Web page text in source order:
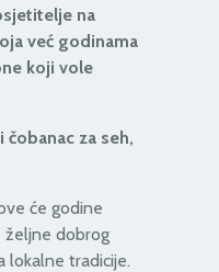
na
već godinama
koji vole
čobanac za seh,
će godine
željne dobrog
lokalne tradicije.